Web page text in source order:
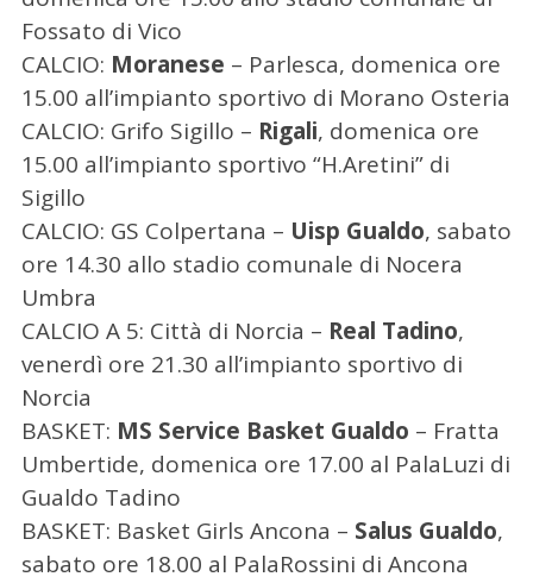
Fossato di Vico
CALCIO: Moranese – Parlesca, domenica ore
15.00 all’impianto sportivo di Morano Osteria
CALCIO: Grifo Sigillo – Rigali, domenica ore
15.00 all’impianto sportivo “H.Aretini” di
Sigillo
CALCIO: GS Colpertana – Uisp Gualdo, sabato
ore 14.30 allo stadio comunale di Nocera
Umbra
CALCIO A 5: Città di Norcia – Real Tadino,
venerdì ore 21.30 all’impianto sportivo di
Norcia
BASKET: MS Service Basket Gualdo – Fratta
Umbertide, domenica ore 17.00 al PalaLuzi di
Gualdo Tadino
BASKET: Basket Girls Ancona – Salus Gualdo,
sabato ore 18.00 al PalaRossini di Ancona
e
r
a
p
e